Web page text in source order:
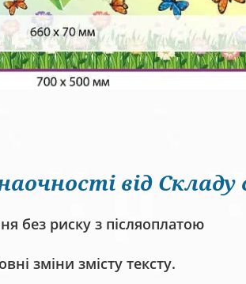
від Складу
без риску з післяоплатою
зміни змісту тексту.